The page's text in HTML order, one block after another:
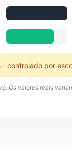
· controlado por
Os valores reais